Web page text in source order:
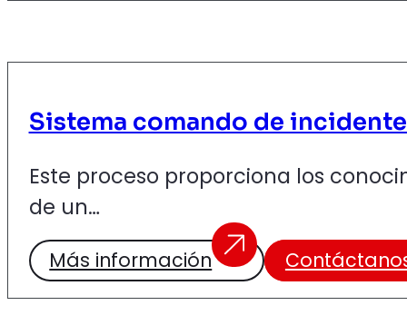
Sistema comando de
Este proceso proporciona los
de un…
Más información